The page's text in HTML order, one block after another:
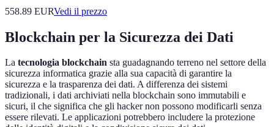
558.89 EURVedi il prezzo
Blockchain per la Sicurezza dei Dati
La tecnologia blockchain sta guadagnando terreno nel settore della
sicurezza informatica grazie alla sua capacità di garantire la
sicurezza e la trasparenza dei dati. A differenza dei sistemi
tradizionali, i dati archiviati nella blockchain sono immutabili e
sicuri, il che significa che gli hacker non possono modificarli senza
essere rilevati. Le applicazioni potrebbero includere la protezione